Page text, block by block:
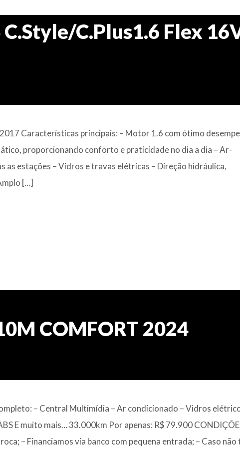
C.Plus1.6 Flex
Características principais: – Motor 1.6 com ótimo
proporcionando conforto e praticidade no dia a dia – Ar-
as estações – Vidros e travas elétricas – Direção hidráulica,
[…]
COMFORT 2024
– Central Multimídia – Ar condicionado – Vidros
E muito mais… 33.000km Por apenas: R$ 79.900
– Financiamos via banco com pequena entrada; – Caso não